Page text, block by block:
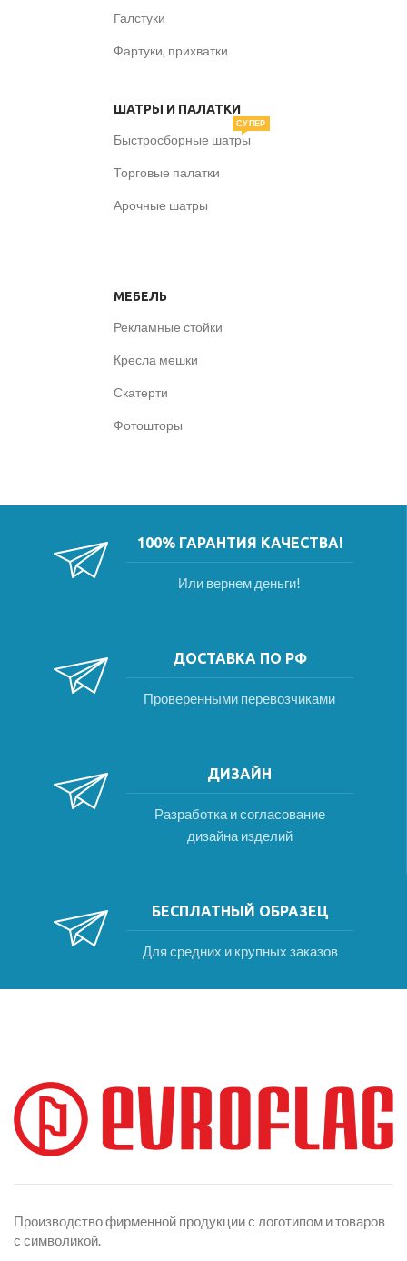
Галстуки
Фартуки, прихватки
ШАТРЫ И ПАЛАТКИ
Быстросборные шатры
СУПЕР
Торговые палатки
Арочные шатры
МЕБЕЛЬ
Рекламные стойки
Кресла мешки
Скатерти
Фотошторы
100% ГАРАНТИЯ КАЧЕСТВА!
Или вернем деньги!
ДОСТАВКА ПО РФ
Проверенными перевозчиками
ДИЗАЙН
Разработка и согласование
дизайна изделий
БЕСПЛАТНЫЙ ОБРАЗЕЦ
Для средних и крупных заказов
Производство фирменной продукции с логотипом и товаров
с символикой.